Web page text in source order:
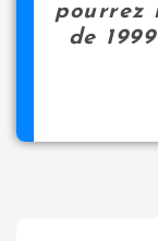
pourrez
de